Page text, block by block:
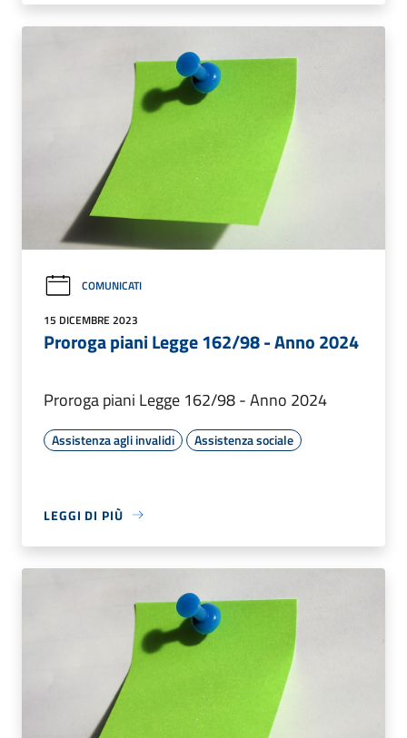
COMUNICATI
15 DICEMBRE 2023
Proroga piani Legge 162/98 - Anno 2024
Proroga piani Legge 162/98 - Anno 2024
Assistenza agli invalidi Assistenza sociale
LEGGI DI PIÙ